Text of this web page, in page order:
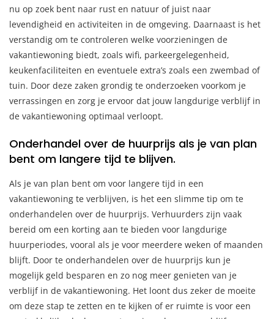
nu op zoek bent naar rust en natuur of juist naar
levendigheid en activiteiten in de omgeving. Daarnaast is het
verstandig om te controleren welke voorzieningen de
vakantiewoning biedt, zoals wifi, parkeergelegenheid,
keukenfaciliteiten en eventuele extra’s zoals een zwembad of
tuin. Door deze zaken grondig te onderzoeken voorkom je
verrassingen en zorg je ervoor dat jouw langdurige verblijf in
de vakantiewoning optimaal verloopt.
Onderhandel over de huurprijs als je van plan
bent om langere tijd te blijven.
Als je van plan bent om voor langere tijd in een
vakantiewoning te verblijven, is het een slimme tip om te
onderhandelen over de huurprijs. Verhuurders zijn vaak
bereid om een korting aan te bieden voor langdurige
huurperiodes, vooral als je voor meerdere weken of maanden
blijft. Door te onderhandelen over de huurprijs kun je
mogelijk geld besparen en zo nog meer genieten van je
verblijf in de vakantiewoning. Het loont dus zeker de moeite
om deze stap te zetten en te kijken of er ruimte is voor een